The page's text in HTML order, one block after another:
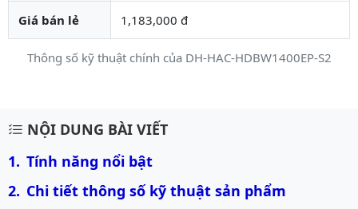
Thông số kỹ thuật chính của DH-HAC-HDBW1400EP-S2
Giá bán lẻ 1,183,000 đ
Mô tả chi tiết sản phẩm
NỘI DUNG BÀI VIẾT
Tính năng nổi bật
Chi tiết thông số kỹ thuật sản phẩm